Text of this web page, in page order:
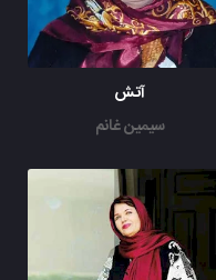
آتش
سیمین غانم